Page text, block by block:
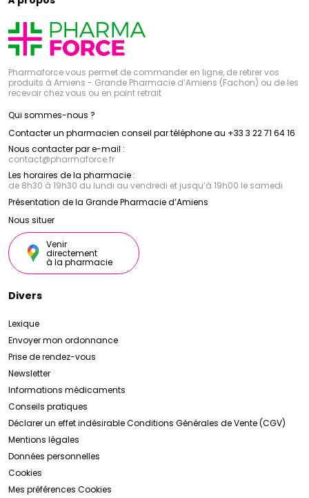
Pharmaforce vous permet de commander en ligne, de retirer vos
produits à Amiens - Grande Pharmacie d’Amiens (Fachon) ou de les
recevoir chez vous ou en point retrait
Qui sommes-nous ?
Contacter un pharmacien conseil par téléphone au +33 3 22 71 64 16
Nous contacter par e-mail :
contact@pharmaforce.fr
Les horaires de la pharmacie :
de 8h30 à 19h30 du lundi au vendredi et jusqu’à 19h00 le samedi
Présentation de la Grande Pharmacie d’Amiens
Nous situer
Venir
directement
à la pharmacie
Divers
Lexique
Envoyer mon ordonnance
Prise de rendez-vous
Newsletter
Informations médicaments
Conseils pratiques
Déclarer un effet indésirableConditions Générales de Vente (CGV)
Mentions légales
Données personnelles
Cookies
Mes préférences Cookies